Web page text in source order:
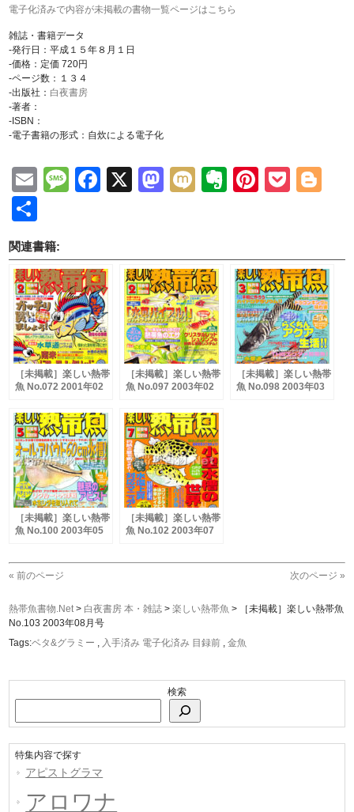
電子化済みで内容が未掲載の書物一覧ページはこちら
雑誌・書籍データ
-発行日：平成１５年８月１日
-価格：定価 720円
-ページ数：１３４
-出版社： 白夜書房
-著者：
-ISBN：
-電子書籍の形式：自炊による電子化
EmailMessage
Facebook
X Mastodon
MixiEvernote
有
関連書籍:
［未掲載］楽しい熱帯
魚 No.072 2001年02
［未掲載］楽しい熱帯
魚 No.097 2003年02
［未掲載］楽しい熱帯
魚 No.098 2003年03
［未掲載］楽しい熱帯
魚 No.100 2003年05
［未掲載］楽しい熱帯
魚 No.102 2003年07
« 前のページ 次のページ »
熱帯魚書物.Net> 白夜書房 本・雑誌 >楽しい熱帯魚 >
［未掲載］楽しい熱帯魚
No.103 2003年08月号
Tags:ベタ&グラミー , 入手済み 電子化済み 目録前 ,金魚
検索
特集内容で探す
アピストグラマ
アロワナ